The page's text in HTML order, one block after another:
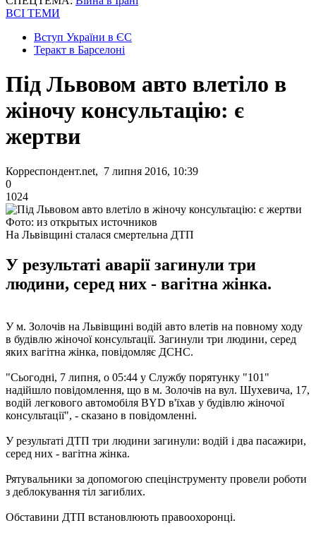
ВСІ ТЕМИ
Вступ України в ЄС
Теракт в Барселоні
Під Львовом авто влетіло в
жіночу консультацію: є
жертви
Корреспондент.net, 7 липня 2016, 10:39
0
1024
Фото: из открытых источников
На Львівщині сталася смертельна ДТП
У результаті аварії загинули три
людини, серед них - вагітна жінка.
У м. Золочів на Львівщині водій авто влетів на повному ходу
в будівлю жіночої консультації. Загинули три людини, серед
яких вагітна жінка, повідомляє ДСНС.
"Сьогодні, 7 липня, о 05:44 у Службу порятунку "101"
надійшло повідомлення, що в м. Золочів на вул. Шухевича, 17,
водій легкового автомобіля BYD в'їхав у будівлю жіночої
консультації", - сказано в повідомленні.
У результаті ДТП три людини загинули: водій і два пасажири,
серед них - вагітна жінка.
Рятувальники за допомогою спецінструменту провели роботи
з деблокування тіл загиблих.
Обставини ДТП встановлюють правоохоронці.